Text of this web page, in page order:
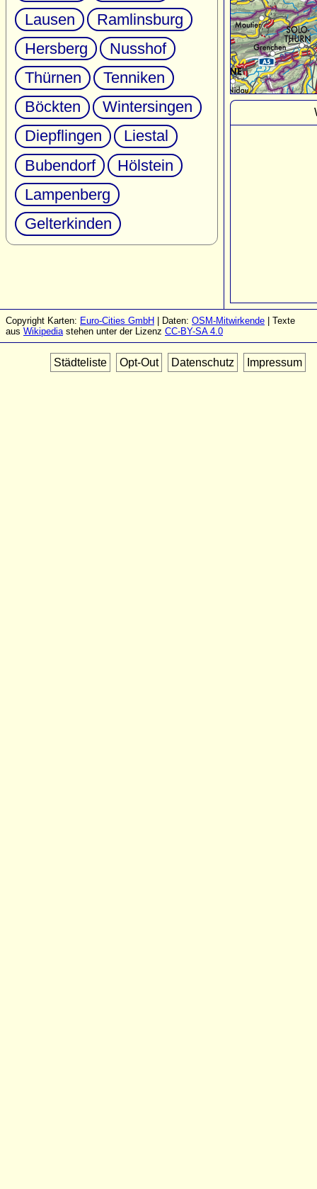
Lausen
Ramlinsburg
Hersberg
Nusshof
Thürnen
Tenniken
Böckten
Wintersingen
Diepflingen
Liestal
Bubendorf
Hölstein
Lampenberg
Gelterkinden
Copyright Karten: Euro-Cities GmbH | Daten: OSM-Mitwirkende | Texte
aus Wikipediastehen unter der Lizenz CC-BY-SA 4.0
Städteliste Opt-Out Datenschutz Impressum